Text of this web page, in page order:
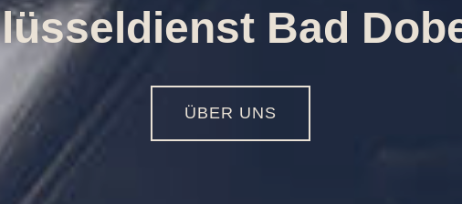
Öffnungen aller Art
01516 - 113 55 44